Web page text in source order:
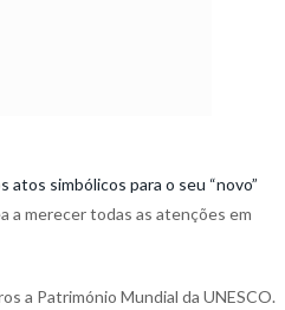
atos simbólicos para o seu “novo”
a merecer todas as atenções em
a Património Mundial da UNESCO.